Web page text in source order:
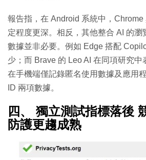
報告指，在 Android 系統中，
定程度更深。相反，其他整合 AI 的瀏
數據並非必要。例如 Edge 搭配
少；而 Brave 的 Leo AI 在同項研究中
在手機端僅記錄匿名使用數據及應用
ID 兩項數據。
四、 獨立測試指標落後
防護更趨成熟